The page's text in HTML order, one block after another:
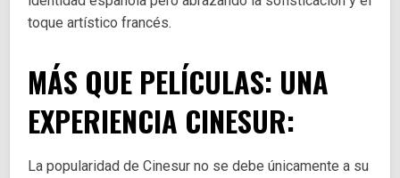
toque artístico francés.
MÁS QUE PELÍCULAS: UNA
EXPERIENCIA CINESUR:
La popularidad de Cinesur no se debe únicamente a su